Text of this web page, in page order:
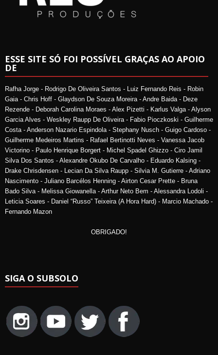
ESSE SITE SÓ FOI POSSÍVEL GRAÇAS AO APOIO
DE
Rafha Jorge - Rodrigo De Oliveira Santos - Luiz Fernando Reis - Robin
Gaia - Chris Hoff - Glaydson De Souza Moreira - Andre Baida - Deze
Rezende - Deborah Carolina Moraes - Alex Pizetti - Karlus Valga - Alyson
Garcia Alves - Weskley Raupp De Oliveira - Fabio Pioczkoski - Guilherme
Costa - Anderson Nazario Espindola - Stephany Nusch - Guigo Cardoso -
Guilherme Medeiros Martins - Rafael Bertinotti Neves - Vanessa Jacob
Victorino - Paulo Henrique Borgert - Michel Spadel Ghizzo - Ciro Jamil
Silva Dos Santos - Alexandre Okubo De Carvalho - Eduardo Kalsing -
Drake Chrisdensen - Lecian Da Silva Raupp - Silvia M. Gutierre - Adriano
Nascimento - Juliano Barcélos Henning - Airton Cesar Prette - Bruna
Bado Silva - Melissa Giowanella - Arthur Neto Bem - Alessandra Lodoli -
Leticia Soares - Daniel “Russo” Teixeira (A Hora Hard) - Marcio Machado -
Fernando Mazon
OBRIGADO!
SIGA O SUBSOLO